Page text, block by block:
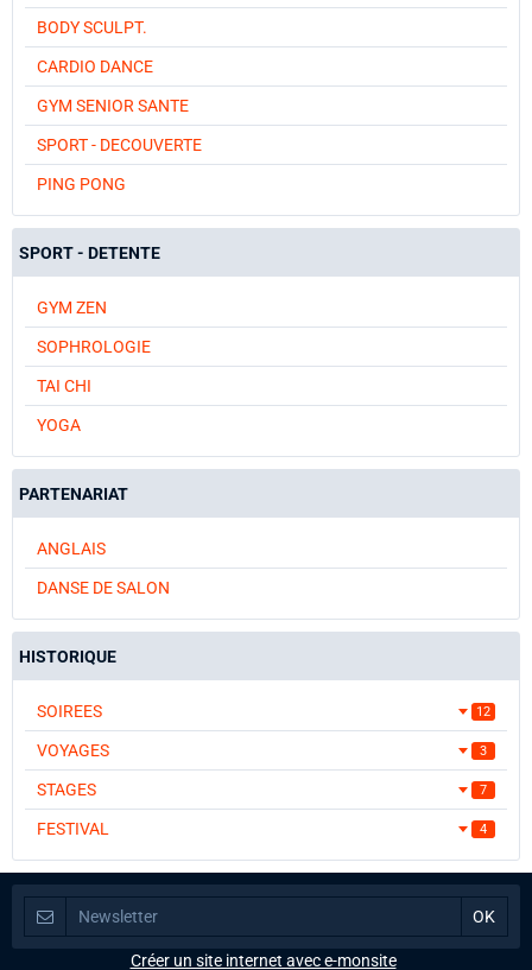
BODY SCULPT.
CARDIO DANCE
GYM SENIOR SANTE
SPORT - DECOUVERTE
PING PONG
SPORT - DETENTE
GYM ZEN
SOPHROLOGIE
TAI CHI
YOGA
PARTENARIAT
ANGLAIS
DANSE DE SALON
HISTORIQUE
SOIREES 12
VOYAGES 3
STAGES 7
FESTIVAL 4
Créer un site internet avec e-monsite